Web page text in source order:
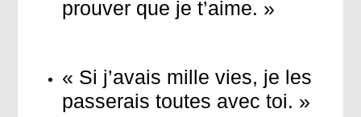
prouver que je t’aime. »
« Si j’avais mille vies, je les
passerais toutes avec toi. »